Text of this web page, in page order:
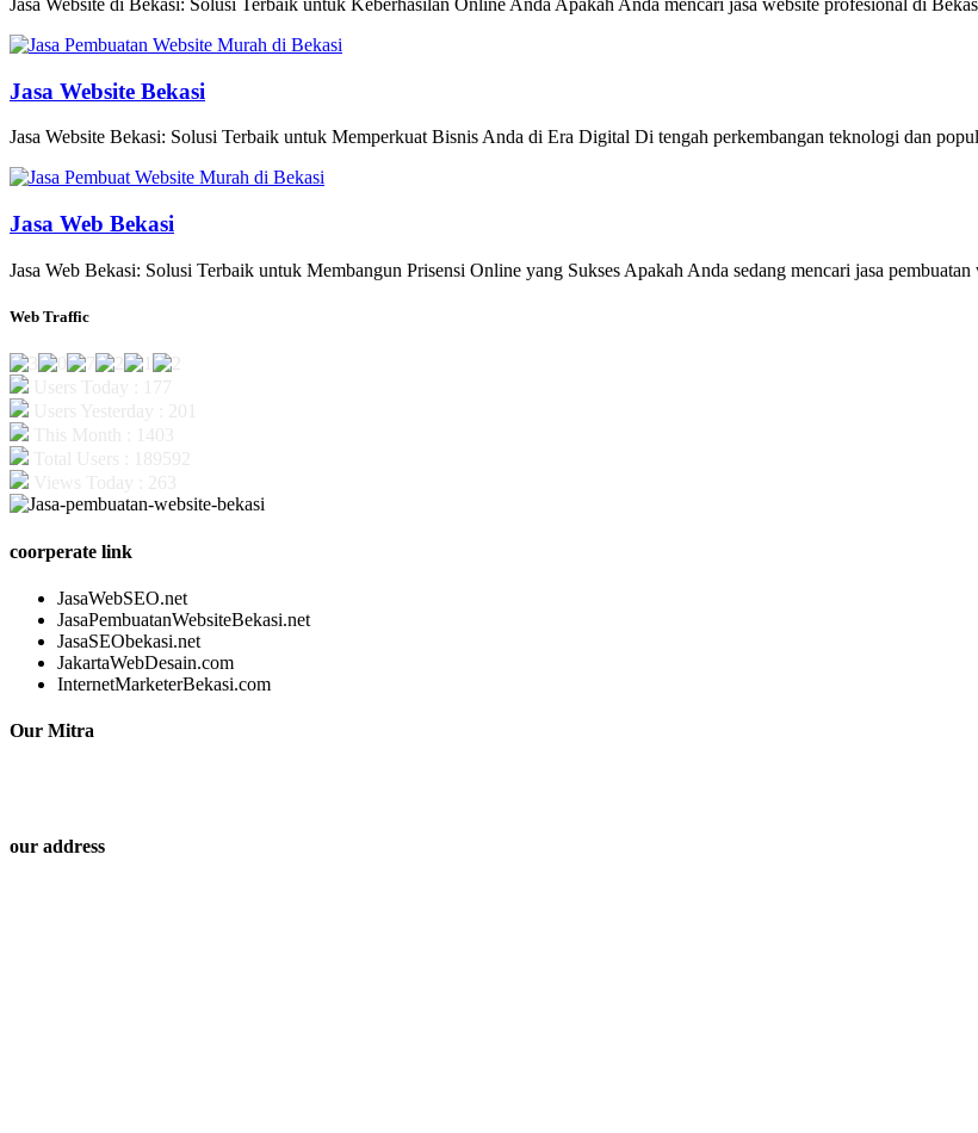
Jasa Website di Bekasi: Solusi Terbaik untuk Keberhasilan Online Anda Apakah Anda mencari jasa website profesional di
Jasa Website Bekasi
Jasa Website Bekasi: Solusi Terbaik untuk Memperkuat Bisnis Anda di Era Digital Di tengah perkembangan teknologi dan
Jasa Web Bekasi
Jasa Web Bekasi: Solusi Terbaik untuk Membangun Prisensi Online yang Sukses Apakah Anda sedang mencari jasa
Web Traffic
coorperate link
JasaWebSEO.net
JasaPembuatanWebsiteBekasi.net
JasaSEObekasi.net
JakartaWebDesain.com
InternetMarketerBekasi.com
Our Mitra
our address